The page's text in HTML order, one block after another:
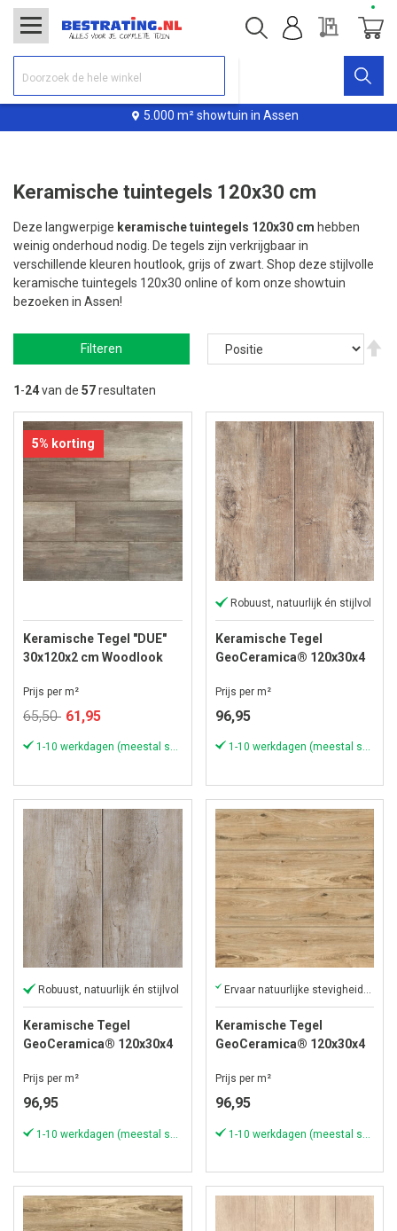
5.000 m² showtuin in Assen
Offerte
Keramische tuintegels 120x30 cm
Deze langwerpige keramische tuintegels 120x30 cm hebben
weinig onderhoud nodig. De tegels zijn verkrijgbaar in
verschillende kleuren houtlook, grijs of zwart. Shop deze stijlvolle
keramische tuintegels 120x30 online of kom onze showtuin
bezoeken in Assen!
Filteren
1 -24van de 57resultaten
5% korting
Keramische Tegel "DUE"
30x120x2 cm Woodlook
Prijs per m²
65,50 Speciale
61,95
1-10 werkdagen (meestal sneller)
Robuust, natuurlijk én stijlvol
Keramische Tegel
GeoCeramica® 120x30x4
Prijs per m²
96,95
1-10 werkdagen (meestal sneller)
Robuust, natuurlijk én stijlvol
Keramische Tegel
GeoCeramica® 120x30x4
Prijs per m²
96,95
Ervaar natuurlijke stevigheid met keramische voordelen
Keramische Tegel
GeoCeramica® 120x30x4
Prijs per m²
96,95